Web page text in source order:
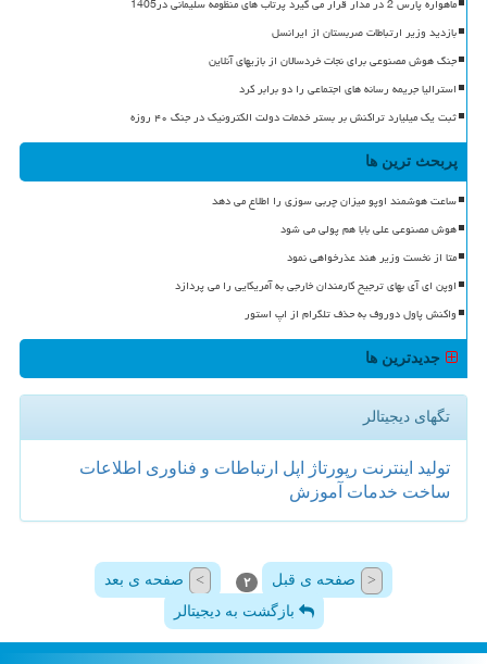
ماهواره پارس 2 در مدار قرار می گیرد پرتاب های منظومه سلیمانی در1405
بازدید وزیر ارتباطات صربستان از ایرانسل
جنگ هوش مصنوعی برای نجات خردسالان از بازیهای آنلاین
استرالیا جریمه رسانه های اجتماعی را دو برابر کرد
ثبت یک میلیارد تراکنش بر بستر خدمات دولت الکترونیک در جنگ ۴۰ روزه
پربحث ترین ها
ساعت هوشمند اوپو میزان چربی سوزی را اطلاع می دهد
هوش مصنوعی علی بابا هم پولی می شود
متا از نخست وزیر هند عذرخواهی نمود
اوپن ای آی بهای ترجیح کارمندان خارجی به آمریکایی را می پردازد
واکنش پاول دوروف به حذف تلگرام از اپ استور
جدیدترین ها
تگهای دیجیتالر
تولید اینترنت رپورتاژ اپل ارتباطات و فناوری اطلاعات
ساخت خدمات آموزش
< صفحه ی قبل ۲ >
صفحه ی بعد
بازگشت به دیجیتالر